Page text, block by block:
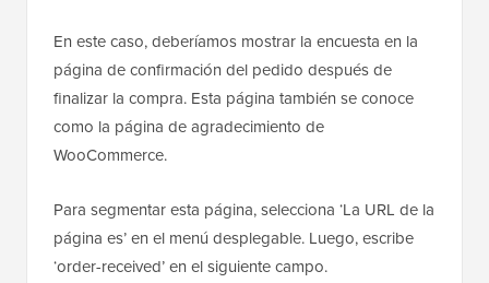
En este caso, deberíamos mostrar la encuesta en la
página de confirmación del pedido después de
finalizar la compra. Esta página también se conoce
como la página de agradecimiento de
WooCommerce.
Para segmentar esta página, selecciona ‘La URL de la
página es’ en el menú desplegable. Luego, escribe
‘order-received’ en el siguiente campo.